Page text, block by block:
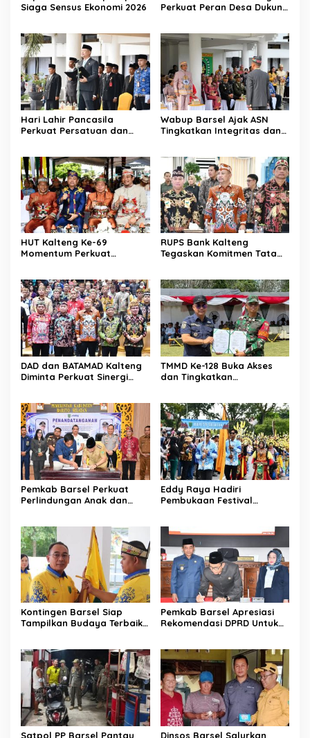
Siaga Sensus Ekonomi 2026
Perkuat Peran Desa Dukung
Hari Lahir Pancasila
Perkuat Persatuan dan
Wabup Barsel Ajak ASN
Tingkatkan Integritas dan
HUT Kalteng Ke-69
Momentum Perkuat
RUPS Bank Kalteng
Tegaskan Komitmen Tata
DAD dan BATAMAD Kalteng
Diminta Perkuat Sinergi
TMMD Ke-128 Buka Akses
dan Tingkatkan
Pemkab Barsel Perkuat
Perlindungan Anak dan
Eddy Raya Hadiri
Pembukaan Festival
Kontingen Barsel Siap
Tampilkan Budaya Terbaik
Pemkab Barsel Apresiasi
Rekomendasi DPRD Untuk
Satpol PP Barsel Pantau Dinsos Barsel Salurkan